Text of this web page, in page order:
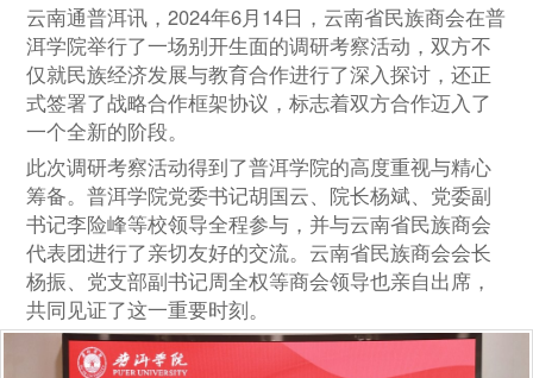
云南通普洱讯，2024年6月14日，云南省民族商会在普
洱学院举行了一场别开生面的调研考察活动，双方不
仅就民族经济发展与教育合作进行了深入探讨，还正
式签署了战略合作框架协议，标志着双方合作迈入了
一个全新的阶段。
此次调研考察活动得到了普洱学院的高度重视与精心
筹备。普洱学院党委书记胡国云、院长杨斌、党委副
书记李险峰等校领导全程参与，并与云南省民族商会
代表团进行了亲切友好的交流。云南省民族商会会长
杨振、党支部副书记周全权等商会领导也亲自出席，
共同见证了这一重要时刻。